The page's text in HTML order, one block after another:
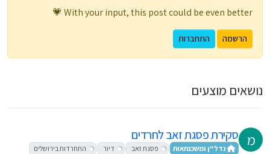
With your input, this post could be even better 💗
הרשמה התחברות
נושאים מוצעים
מ סקירת פסגת זאב לחרדים
נדל"ן ומשכנתאות פסגת זאב דיור
התחרדות בירושלים